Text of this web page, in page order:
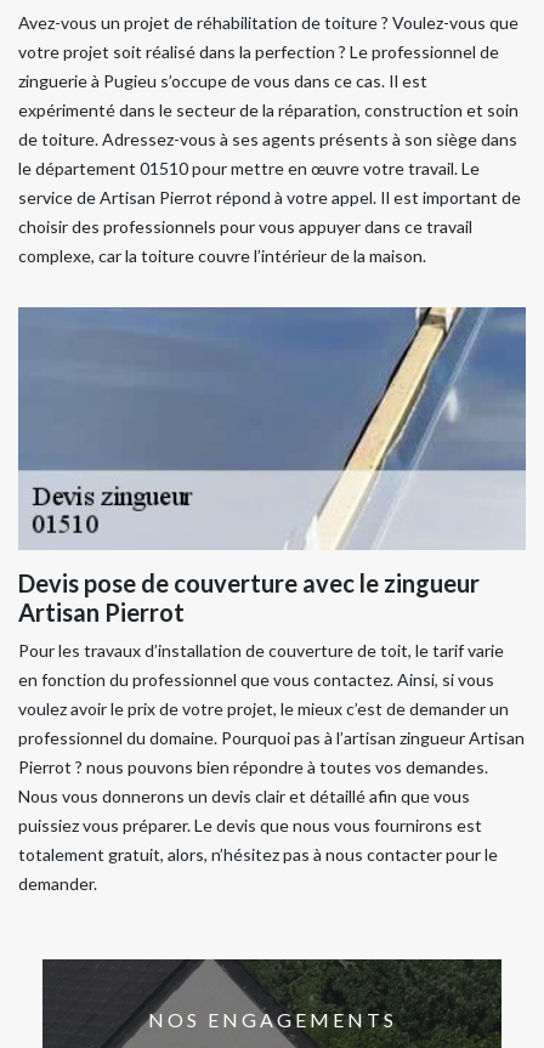
Avez-vous un projet de réhabilitation de toiture ? Voulez-vous que
votre projet soit réalisé dans la perfection ? Le professionnel de
zinguerie à Pugieu s’occupe de vous dans ce cas. Il est
expérimenté dans le secteur de la réparation, construction et soin
de toiture. Adressez-vous à ses agents présents à son siège dans
le département 01510 pour mettre en œuvre votre travail. Le
service de Artisan Pierrot répond à votre appel. Il est important de
choisir des professionnels pour vous appuyer dans ce travail
complexe, car la toiture couvre l’intérieur de la maison.
Devis pose de couverture avec le zingueur
Artisan Pierrot
Pour les travaux d’installation de couverture de toit, le tarif varie
en fonction du professionnel que vous contactez. Ainsi, si vous
voulez avoir le prix de votre projet, le mieux c’est de demander un
professionnel du domaine. Pourquoi pas à l’artisan zingueur Artisan
Pierrot ? nous pouvons bien répondre à toutes vos demandes.
Nous vous donnerons un devis clair et détaillé afin que vous
puissiez vous préparer. Le devis que nous vous fournirons est
totalement gratuit, alors, n’hésitez pas à nous contacter pour le
demander.
NOS ENGAGEMENTS